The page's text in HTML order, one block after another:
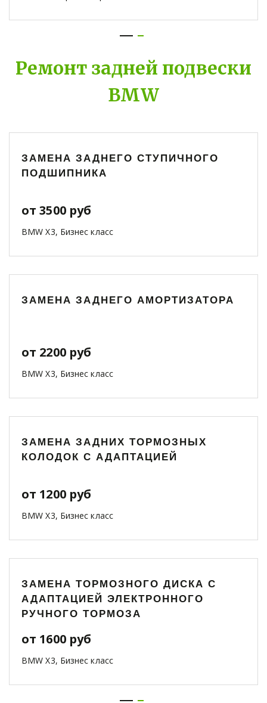
Ремонт задней подвески
BMW
ЗАМЕНА ЗАДНЕГО СТУПИЧНОГО
ПОДШИПНИКА
от 3500 руб
BMW X3, Бизнес класс
ЗАМЕНА ЗАДНЕГО АМОРТИЗАТОРА
от 2200 руб
BMW X3, Бизнес класс
ЗАМЕНА ЗАДНИХ ТОРМОЗНЫХ
КОЛОДОК С АДАПТАЦИЕЙ
от 1200 руб
BMW X3, Бизнес класс
ЗАМЕНА ТОРМОЗНОГО ДИСКА С
АДАПТАЦИЕЙ ЭЛЕКТРОННОГО
РУЧНОГО ТОРМОЗА
от 1600 руб
BMW X3, Бизнес класс